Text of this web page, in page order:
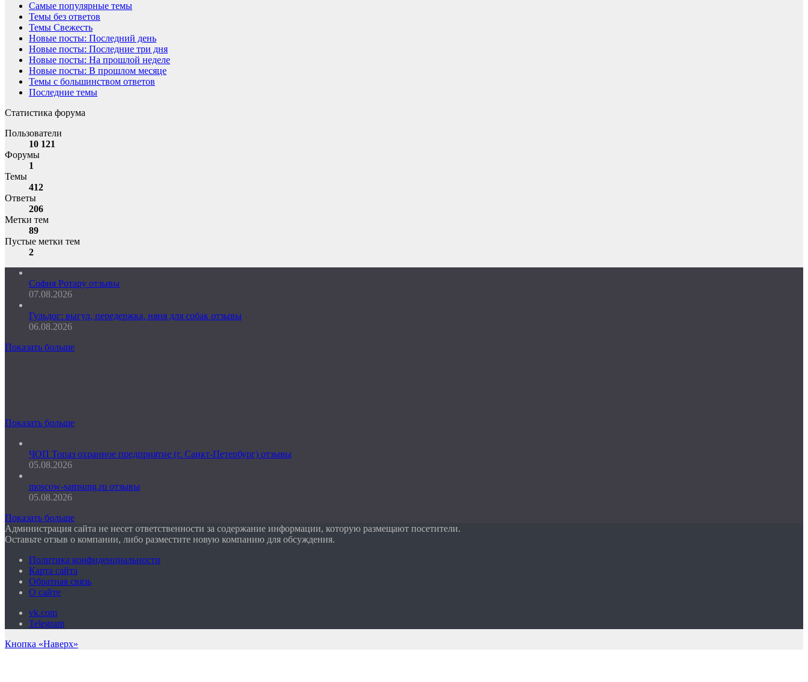
Самые популярные темы
Темы без ответов
Темы Свежесть
Новые посты: Последний день
Новые посты: Последние три дня
Новые посты: На прошлой неделе
Новые посты: В прошлом месяце
Темы с большинством ответов
Последние темы
Статистика форума
Пользователи
10 121
Форумы
1
Темы
412
Ответы
206
Метки тем
89
Пустые метки тем
2
София Ротару отзывы
07.08.2026
Гульдог: выгул, передержка, няня для собак отзывы
06.08.2026
Показать больше
Показать больше
ЧОП Топаз охранное предприятие (г. Санкт-Петербург) отзывы
05.08.2026
moscow-samsung.ru отзывы
05.08.2026
Показать больше
Администрация сайта не несет ответственности за содержание информации, которую размещают посетители.
Оставьте отзыв о компании, либо разместите новую компанию для обсуждения.
Политика конфиденциальности
Карта сайта
Обратная связь
О сайте
vk.com
Telegram
Кнопка «Наверх»